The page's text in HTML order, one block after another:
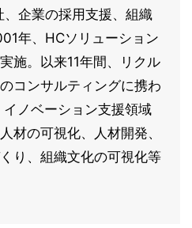
企業の採用支援、組織
年、HCソリューション
施。以来11年間、リクル
コンサルティングに携わ
ノベーション支援領域
材の可視化、人材開発、
り、組織文化の可視化等